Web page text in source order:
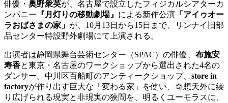
俳優・ 奥野衆英が、名古屋で設立したフィジカルシアターカ
ンパニー 『月灯りの移動劇場』 による新作公演 「アイゥオー
ラおばさまの家」 が、 10月 13日から15日まで、リンナイ旧部
品センター特設野外劇場にて上演される。
出演者は静岡県舞台芸術センター（SPAC）の俳優、 布施安
寿香と東京・名古屋のワークショップから選出された4名の
ダンサー。中川区百船町のアンティークショップ、 store in
factoryが作り出す巨大な「変わる家」を使い、奇想天外に繰
り広げられる現実と非現実の狭間を、明るくユーモラスに、